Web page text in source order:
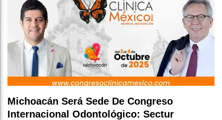
Michoacán Será Sede De Congreso
Internacional Odontológico: Sectur